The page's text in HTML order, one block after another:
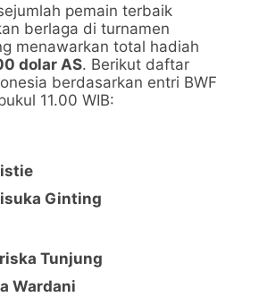
pemain terbaik
berlaga di turnamen
menawarkan total hadiah
dolar AS. Berikut daftar
berdasarkan entri BWF
11.00 WIB:
Ginting
Tunjung
Wardani